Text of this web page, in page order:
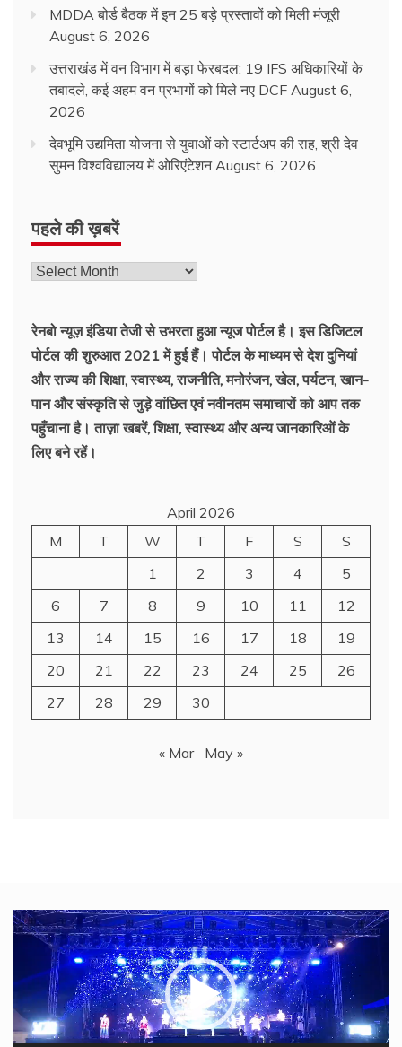
MDDA बोर्ड बैठक में इन 25 बड़े प्रस्तावों को मिली मंजूरी
August 6, 2026
उत्तराखंड में वन विभाग में बड़ा फेरबदल: 19 IFS अधिकारियों के
तबादले, कई अहम वन प्रभागों को मिले नए DCF August 6,
2026
देवभूमि उद्यमिता योजना से युवाओं को स्टार्टअप की राह, श्री देव
सुमन विश्वविद्यालय में ओरिएंटेशन August 6, 2026
पहले की ख़बरें
पहले
रेनबो न्यूज़ इंडिया तेजी से उभरता हुआ न्‍यूज पोर्टल है। इस डिजिटल
पोर्टल की शुरुआत 2021 में हुई हैं। पोर्टल के माध्यम से देश दुनियां
और राज्य की शिक्षा, स्वास्थ्य, राजनीति, मनोरंजन, खेल, पर्यटन, खान-
पान और संस्कृति से जुड़े वांछित एवं नवीनतम समाचारों को आप तक
पहुँचाना है। ताज़ा खबरें, शिक्षा, स्वास्थ्य और अन्य जानकारिओं के
लिए बने रहें।
April 2026
M
T W T F S
S
1
2 3 4
5
6
7 8 9 10 11
12
13
14 15 16 17 18
19
20
21 22 23 24 25
26
27
28 29 30
« Mar May »
Video
Player